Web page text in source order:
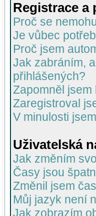
Registrace a
Proč se
Je vůbec
Proč jsem
Jak zabráním,
přihlášených?
Zapomněl jsem
Zaregistroval
V minulosti
Uživatelská
Jak změním
Časy jsou
Změnil jsem
Můj jazyk není
Jak zobrazím